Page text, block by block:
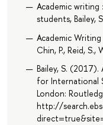
Academic
students, Bailey,
Academic
Chin, P., Reid, S.,
Bailey, S. (2017).
for International
London:
http://